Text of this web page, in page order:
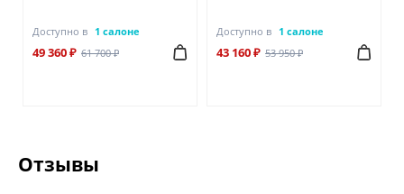
Доступно в 1 салоне
49 360 ₽ 61 700 ₽
Доступно в 1 салоне
43 160 ₽ 53 950 ₽
Отзывы